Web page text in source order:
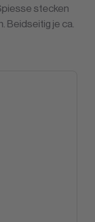
stecken
Beidseitig je ca.